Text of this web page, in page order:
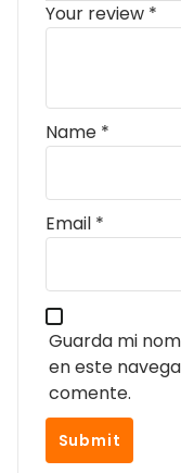
Your review *
Name *
Email *
Guarda mi
en este
comente.